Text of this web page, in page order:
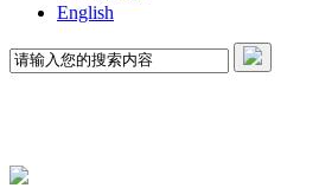
English